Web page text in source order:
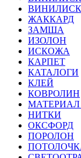
ЖАККАРД
ЗАМША
ИЗОЛОН
ИСКОЖА
КАРПЕТ
КАТАЛОГИ
КЛЕЙ
КОВРОЛИН
МАТЕРИАЛ
НИТКИ
ОКСФОРД
ПОРОЛОН